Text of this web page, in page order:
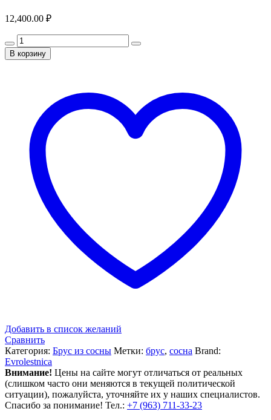
12,400.00 ₽
В корзину
Добавить в список желаний
Сравнить
Категория: Брус из сосны Метки: брус, сосна Brand:
Evrolestnica
Внимание! Цены на сайте могут отличаться от реальных
(слишком часто они меняются в текущей политической
ситуации), пожалуйста, уточняйте их у наших специалистов.
Спасибо за понимание! Тел.: +7 (963) 711-33-23